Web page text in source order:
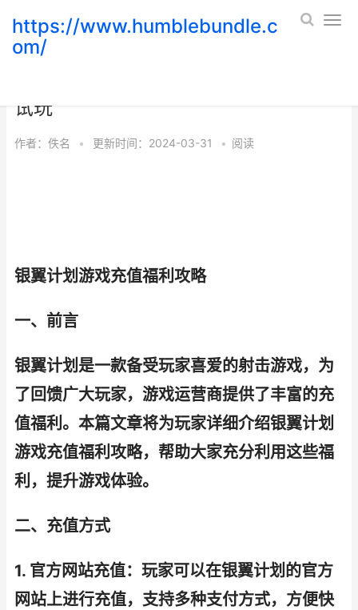
https://www.humblebundle.c
om/
试玩
作者： 佚名 • 更新时间：2024-03-31 • 阅读
银翼计划游戏充值福利攻略
一、前言
银翼计划是一款备受玩家喜爱的射击游戏，为
了回馈广大玩家，游戏运营商提供了丰富的充
值福利。本篇文章将为玩家详细介绍银翼计划
游戏充值福利攻略，帮助大家充分利用这些福
利，提升游戏体验。
二、充值方式
1. 官方网站充值：玩家可以在银翼计划的官方
网站上进行充值，支持多种支付方式，方便快